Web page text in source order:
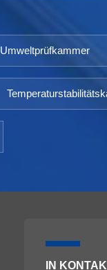
Umweltprüfkammer
IN